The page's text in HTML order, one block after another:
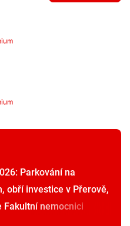
Parkování na
obří investice v Přerově,
Fakultní nemocnici